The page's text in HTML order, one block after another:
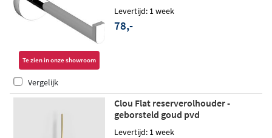
Te zien in onze showroom
Levertijd: 1 week
78,-
Vergelijk
Clou Flat reserverolhouder -
geborsteld goud pvd
Levertijd: 1 week